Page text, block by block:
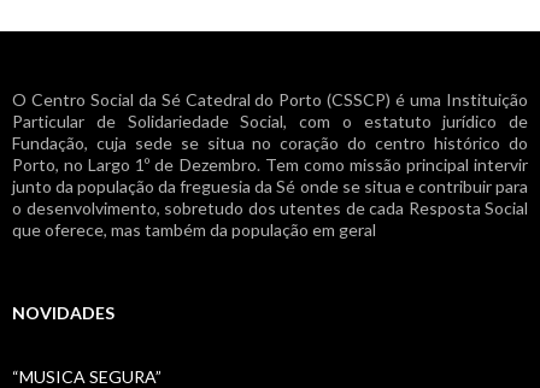
artigos
O Centro Social da Sé Catedral do Porto (CSSCP) é uma Instituição
Particular de Solidariedade Social, com o estatuto jurídico de
Fundação, cuja sede se situa no coração do centro histórico do
Porto, no Largo 1º de Dezembro. Tem como missão principal intervir
junto da população da freguesia da Sé onde se situa e contribuir para
o desenvolvimento, sobretudo dos utentes de cada Resposta Social
que oferece, mas também da população em geral
NOVIDADES
“MUSICA SEGURA”